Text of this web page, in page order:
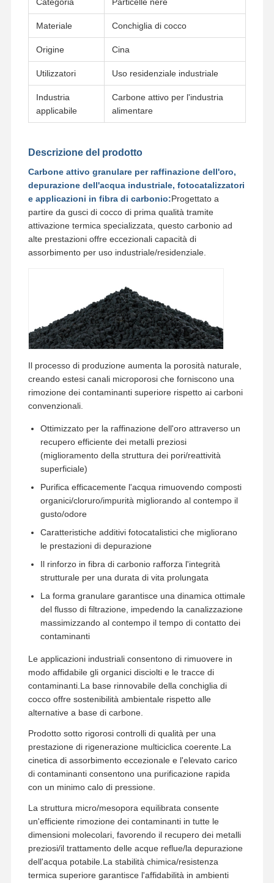
Casa Prodotti Video
Visita Alla
Fabbrica
Controllo
Qualità
Contattaci
Casi
Richiedi Un
Sistema di acqua ultrapura di laboratorio
Macchina Ultrapure dell'acqua
sistema di depurazione dell'acqua ultrapura
Apparecchiature per l'acqua ultrapura
Sistema di filtrazione dell'acqua ultrapura
Sistema d'acqua RO UltraPuro
Macchina deionizzata dell'acqua
Consumi per la depurazione dell'acqua
Accessori per sistemi di depurazione dell'acqua
Materiale Conchiglia di cocco
Origine Cina
Utilizzatori Uso residenziale industriale
Industria
applicabile
Carbone attivo per l'industria
alimentare
Descrizione del prodotto
Carbone attivo granulare per raffinazione dell'oro,
depurazione dell'acqua industriale, fotocatalizzatori
e applicazioni in fibra di carbonio:Progettato a
partire da gusci di cocco di prima qualità tramite
attivazione termica specializzata, questo carbonio ad
alte prestazioni offre eccezionali capacità di
assorbimento per uso industriale/residenziale.
Il processo di produzione aumenta la porosità naturale,
creando estesi canali microporosi che forniscono una
rimozione dei contaminanti superiore rispetto ai carboni
convenzionali.
Ottimizzato per la raffinazione dell'oro attraverso un
recupero efficiente dei metalli preziosi
(miglioramento della struttura dei pori/reattività
superficiale)
Purifica efficacemente l'acqua rimuovendo composti
organici/cloruro/impurità migliorando al contempo il
gusto/odore
Caratteristiche additivi fotocatalistici che migliorano
le prestazioni di depurazione
Il rinforzo in fibra di carbonio rafforza l'integrità
strutturale per una durata di vita prolungata
La forma granulare garantisce una dinamica ottimale
del flusso di filtrazione, impedendo la canalizzazione
massimizzando al contempo il tempo di contatto dei
contaminanti
Le applicazioni industriali consentono di rimuovere in
modo affidabile gli organici disciolti e le tracce di
contaminanti.La base rinnovabile della conchiglia di
cocco offre sostenibilità ambientale rispetto alle
alternative a base di carbone.
Prodotto sotto rigorosi controlli di qualità per una
prestazione di rigenerazione multiciclica coerente.La
cinetica di assorbimento eccezionale e l'elevato carico
di contaminanti consentono una purificazione rapida
con un minimo calo di pressione.
La struttura micro/mesopora equilibrata consente
un'efficiente rimozione dei contaminanti in tutte le
dimensioni molecolari, favorendo il recupero dei metalli
preziosi/il trattamento delle acque reflue/la depurazione
dell'acqua potabile.La stabilità chimica/resistenza
termica superiore garantisce l'affidabilità in ambienti